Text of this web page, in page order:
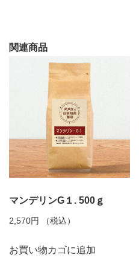
関連商品
マンデリンG１. 500ｇ
2,570円 （税込）
お買い物カゴに追加